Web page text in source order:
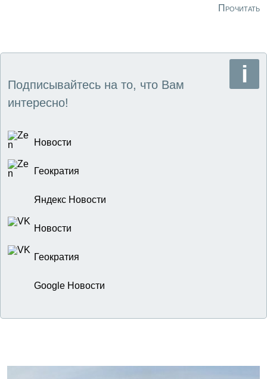
слоганами – простая идея, что с развитием разделения
саморазвития.
Прочитать
Подписывайтесь на то, что Вам
интересно!
Новости
Геократия
Яндекс Новости
Новости
Геократия
Google Новости